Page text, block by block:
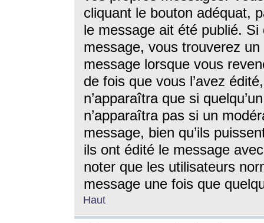
cliquant le bouton adéquat,
le message ait été publié. Si
message, vous trouverez
message lorsque vous
de fois que vous l’avez
n’apparaîtra que si
n’apparaîtra pas si un
message, bien qu’ils
ils ont édité le message
noter que les utilisateurs
message une fois que
Haut